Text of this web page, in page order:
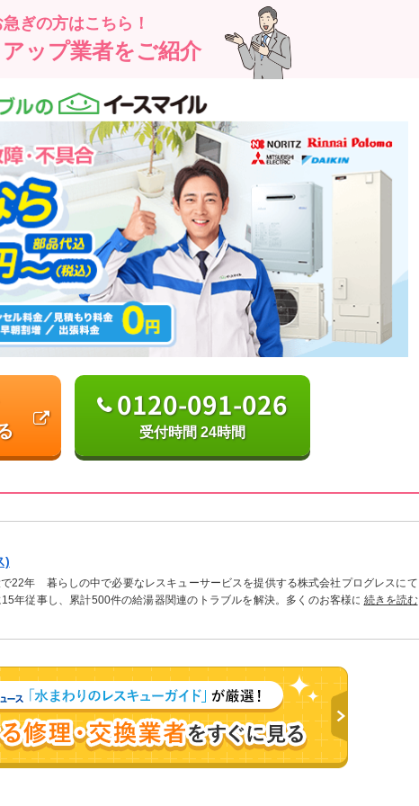
急ぎの方はこちら！
ップ業者をご紹介
0120-091-026
受付時間 24時間
)
22年 暮らしの中で必要なレスキューサービスを提供する株式会社プログレスにて
年従事し、累計500件の給湯器関連のトラブルを解決。多くのお客様に信頼される
続きを読む